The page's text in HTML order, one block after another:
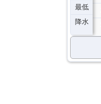
最低
降水
22℃
ミリ